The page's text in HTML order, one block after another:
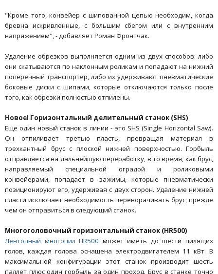
"Кроме того, конвейер с шипованной цепью необходим, когда
бревна искривленные, с большим сбегом или с внутренним
напряжением", - добавляет Роман Фронтчак.
Удаление обрезков выполняется одним из двух способов: либо
они скатываются по наклонным роликам и попадают на нижний
поперечный транспортер, либо их удерживают пневматические
боковые диски с шипами, которые отключаются только после
того, как обрезки полностью отпилены.
Новое! Горизонтальный делительный станок (SHS)
Еще один новый станок в линии - это SHS (Single Horizontal Saw).
Он отпиливает третью пласть, превращая материал в
трехкантный брус с плоской нижней поверхностью. Горбыль
отправляется на дальнейшую переработку, в то время, как брус,
направляемый специальной оградой и роликовыми
конвейерами, попадает в зажимы, которые пневматически
позиционируют его, удерживая с двух сторон. Удаление нижней
пласти исключает необходимость переворачивать брус, прежде
чем он отправиться в следующий станок.
Многоголовочный горизонтальный станок (HR500)
Ленточный многопил HR500 может иметь до шести пилящих
голов, каждая голова оснащена электродвигателем 11 кВт. В
максимальной конфигурации этот станок производит шесть
паллет плюс один горбыль за один проход. Брус в станке точно